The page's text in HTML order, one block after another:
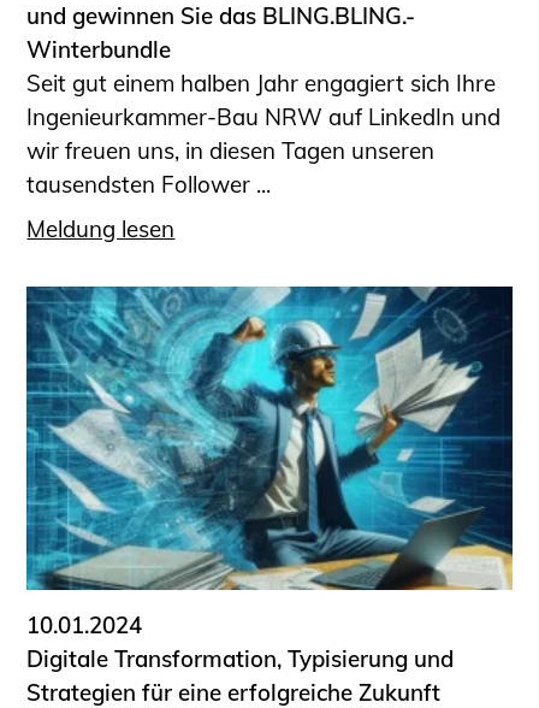
und gewinnen Sie das BLING.BLING.-
Winterbundle
Seit gut einem halben Jahr engagiert sich Ihre
Ingenieurkammer-Bau NRW auf LinkedIn und
wir freuen uns, in diesen Tagen unseren
tausendsten Follower ...
Meldung lesen
10.01.2024
Digitale Transformation, Typisierung und
Strategien für eine erfolgreiche Zukunft